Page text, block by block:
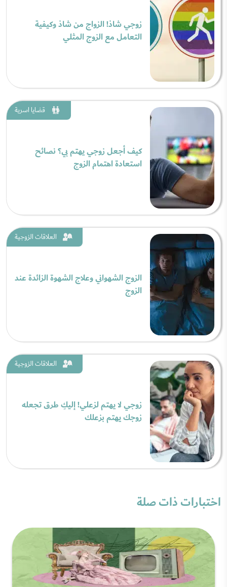
زوجي شاذ! الزواج من شاذ وكيفية
التعامل مع الزوج المثلي
قضايا اسرية
كيف أجعل زوجي يهتم بي؟ نصائح
استعادة اهتمام الزوج
العلاقات الزوجية
الزوج الشهواني وعلاج الشهوة الزائدة عند
الزوج
العلاقات الزوجية
زوجي لا يهتم لزعلي! إليكِ طرق تجعله
زوجك يهتم بزعلك
اختبارات ذات صلة